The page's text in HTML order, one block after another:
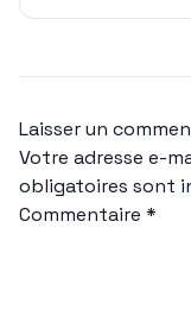
Laisser un
Votre adresse e-
obligatoires sont
Commentaire *